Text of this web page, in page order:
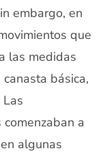
embargo, en
que
las medidas
básica,
a
algunas